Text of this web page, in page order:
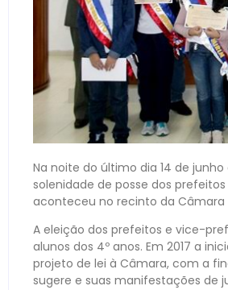
Na noite do último dia 14 de
solenidade de posse dos
aconteceu no recinto da Câmara
A eleição dos prefeitos e vice-
alunos dos 4º anos. Em 2017 a
projeto de lei à Câmara, com a
sugere e suas manifestações de